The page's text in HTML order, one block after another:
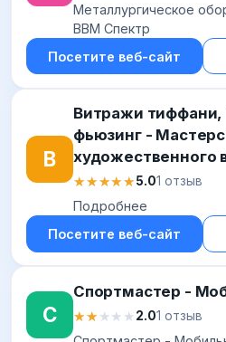
Металлургическое
ВВМ Спектр
Посетите веб-сайт
В
Витражи
фьюзинг -
художественного
★★★★★
★★★★★5.01 отзыв
Подробнее
Посетите веб-сайт
С
Спортмастер -
★★★★★
★★★★★2.01 отзыв